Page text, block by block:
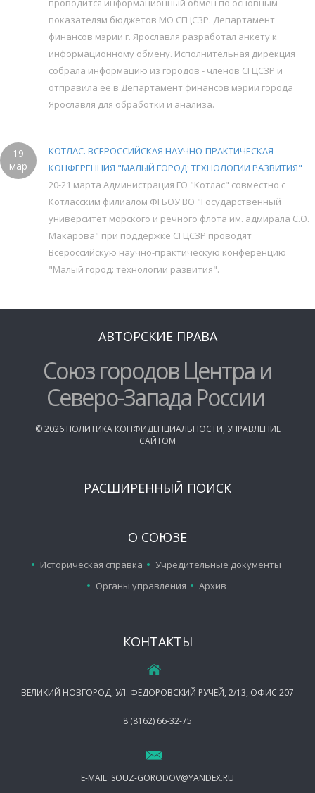
показателям бюджетов МО СГЦСЗР. Департамент
финансов мэрии г. Ярославля разработал анкету к
информационному обмену. Исполнительная дирекция
собрала информацию из городов - членов СГЦСЗР и
отправила её в Департамент финансов мэрии города
Ярославля для обработки и анализа.
19
мар
КОТЛАС. ВСЕРОССИЙСКАЯ НАУЧНО-ПРАКТИЧЕСКАЯ
КОНФЕРЕНЦИЯ "МАЛЫЙ ГОРОД: ТЕХНОЛОГИИ РАЗВИТИЯ"
20-21 марта Администрация ГО "Котлас" совместно с
Котласским филиалом ФГБОУ ВО "Государственный
университет морского и речного флота им. адмирала С.О.
Макарова" при поддержке СГЦСЗР проводят
Всероссийскую научно-практическую конференцию
"Малый город: технологии развития".
АВТОРСКИЕ ПРАВА
Союз городов Центра и
Северо-Запада России
©2026 ПОЛИТИКА КОНФИДЕНЦИАЛЬНОСТИ, УПРАВЛЕНИЕ
САЙТОМ
РАСШИРЕННЫЙ ПОИСК
О СОЮЗЕ
Историческая справка
Учредительные документы
Органы управления
Архив
КОНТАКТЫ
ВЕЛИКИЙ НОВГОРОД, УЛ. ФЕДОРОВСКИЙ РУЧЕЙ, 2/13, ОФИС 207
8 (8162) 66-32-75
E-MAIL: SOUZ-GORODOV@YANDEX.RU